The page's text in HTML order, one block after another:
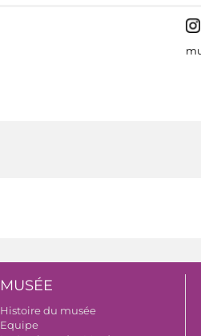
MUSÉE
Histoire du musée
Equipe